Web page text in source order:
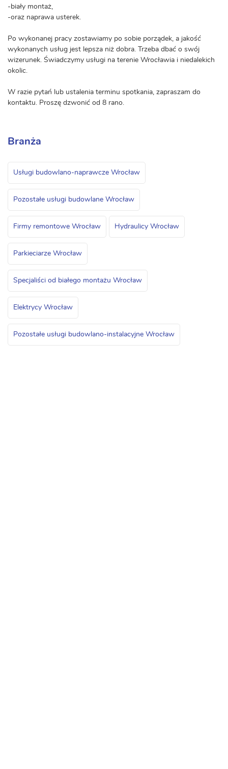
-biały montaż,
-oraz naprawa usterek.
Po wykonanej pracy zostawiamy po sobie porządek, a jakość
wykonanych usług jest lepsza niż dobra. Trzeba dbać o swój
wizerunek. Świadczymy usługi na terenie Wrocławia i niedalekich
okolic.
W razie pytań lub ustalenia terminu spotkania, zapraszam do
kontaktu. Proszę dzwonić od 8 rano.
Branża
Usługi budowlano-naprawcze Wrocław
Pozostałe usługi budowlane Wrocław
Firmy remontowe Wrocław Hydraulicy Wrocław
Parkieciarze Wrocław
Specjaliści od białego montażu Wrocław
Elektrycy Wrocław
Pozostałe usługi budowlano-instalacyjne Wrocław